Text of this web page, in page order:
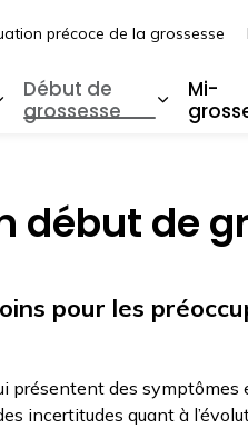
Élargir les sous-pages
Début de
grossesse
Élargir
Mi-
précoce de la grossesse
début de
pour les
présentent des symptômes
incertitudes quant à